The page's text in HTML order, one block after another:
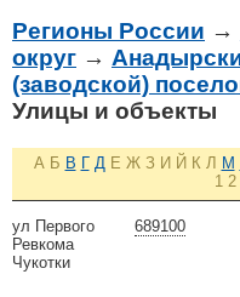
Регионы России →
округ →
(заводской)
Улицы и объекты
А Б В Г Д Е Ж З И Й К Л М
1 2
689100
ул Первого
Ревкома
Чукотки